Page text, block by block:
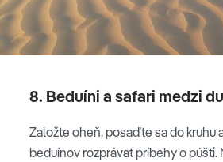
8. Beduíni a safari medzi
Založte oheň, posaďte sa do kruhu
beduínov rozprávať príbehy o púšti.